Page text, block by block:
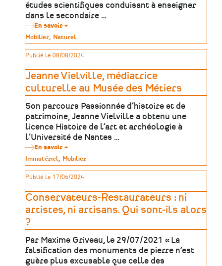
études scientifiques conduisant à enseigner
dans le secondaire …
En savoir +
Christine
Strullu-
Derrien,
consultante
pour
PlantEvol
Type
de
patrimoine
Mobilier Naturel
Publié le 08/08/2024.
Jeanne Vielville, médiatrice
culturelle au Musée des Métiers
Son parcours Passionnée d’histoire et de
patrimoine, Jeanne Vielville a obtenu une
licence Histoire de l’art et archéologie à
l’Université de Nantes …
En savoir +
Jeanne
Vielville,
médiatrice
culturelle
Musée
des
Métiers
Type
de
patrimoine
Immatériel Mobilier
Publié le 17/06/2024.
Conservateurs-Restaurateurs : ni
artistes, ni artisans. Qui sont-ils alors
?
Par Maxime Griveau, le 29/07/2021 « La
falsification des monuments de pierre n’est
guère plus excusable que celle des